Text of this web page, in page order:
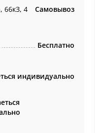
66кЗ, 4
Самовывоз
Бесплатно
индивидуально